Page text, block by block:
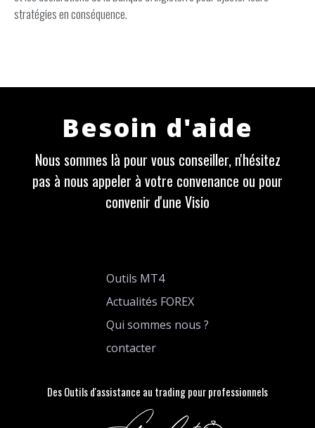
stratégies en conséquence.
Besoin d'aide
Nous sommes là pour vous conseiller, n'hésitez
pas à nous appeler à votre convenance ou pour
convenir d'une Visio
Outils MT4
Actualités FOREX
Qui sommes nous ?
contacter
Des Outils d'assistance au trading pour professionnels